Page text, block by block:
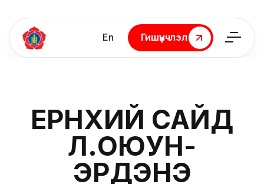
En
Гишүүнчлэл
Гишүүнчлэл
ЕРӨНХИЙ САЙД
Л.ОЮУН-
ЭРДЭНЭ